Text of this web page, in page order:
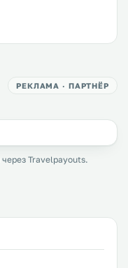
РЕКЛАМА · ПАРТНЁР
через Travelpayouts.